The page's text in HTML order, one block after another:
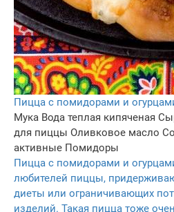
Пицца с помидорами и
Мука Вода теплая кипяченая
для пиццы Оливковое масло
активные Помидоры
Пицца с помидорами и
любителей пиццы,
диеты или ограничивающих
изделий. Такая пицца тоже